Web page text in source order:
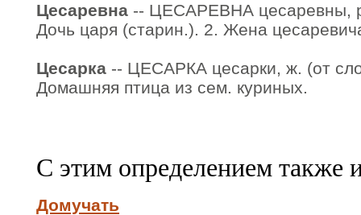
Цесаревна -- ЦЕСАРЕВНА цесаревны,
Дочь царя (старин.). 2. Жена
Цесарка -- ЦЕСАРКА цесарки, ж. (от
Домашняя птица из сем. куриных.
С этим определением также
Домучать